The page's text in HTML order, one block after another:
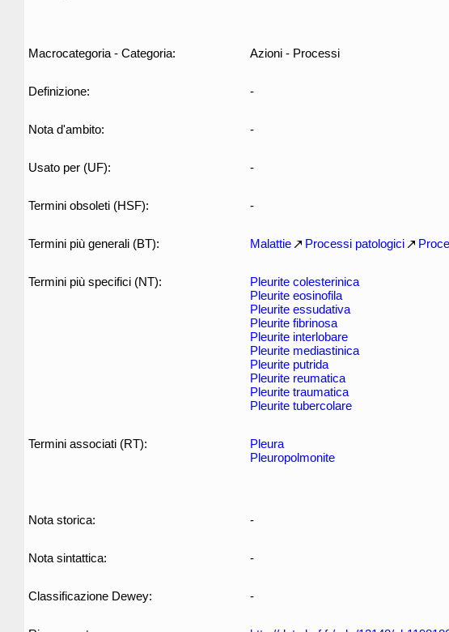
Macrocategoria - Categoria: Azioni - Processi
Definizione: -
Nota d'ambito: -
Usato per (UF): -
Termini obsoleti (HSF): -
Termini più generali (BT): Malattie Processi patologici
Termini più specifici (NT):
Pleurite colesterinica
Pleurite eosinofila
Pleurite essudativa
Pleurite fibrinosa
Pleurite interlobare
Pleurite mediastinica
Pleurite putrida
Pleurite reumatica
Pleurite traumatica
Pleurite tubercolare
Termini associati (RT):
Pleura
Pleuropolmonite
Nota storica: -
Nota sintattica: -
Classificazione Dewey: -